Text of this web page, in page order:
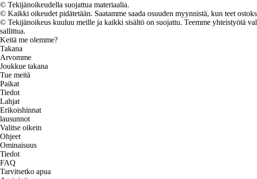
© Tekijänoikeudella suojattua materiaalia.
© Kaikki oikeudet pidätetään. Saatamme saada osuuden myynnistä, kun teet
© Tekijänoikeus kuuluu meille ja kaikki sisältö on suojattu. Teemme yhteistyötä
sallittua.
Keitä me olemme?
Takana
Arvomme
Joukkue takana
Tue meitä
Paikat
Tiedot
Lahjat
Erikoishinnat
lausunnot
Valitse oikein
Ohjeet
Ominaisuus
Tiedot
FAQ
Tarvitsetko apua